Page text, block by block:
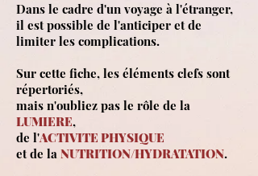
Dans le cadre d'un voyage à l'étranger,
il est possible de l'anticiper et de
limiter les complications.
Sur cette fiche, les éléments clefs sont
répertoriés,
mais n'oubliez pas le rôle de la
LUMIERE,
de l'ACTIVITE PHYSIQUE
et de la NUTRITION/HYDRATATION.